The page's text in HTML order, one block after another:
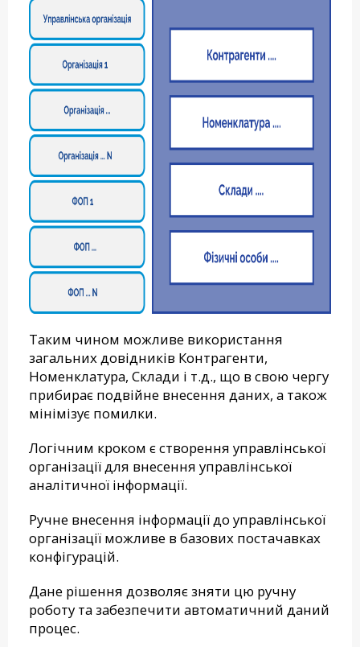
Таким чином можливе використання
загальних довідників Контрагенти,
Номенклатура, Склади і т.д., що в свою чергу
прибирає подвійне внесення даних, а також
мінімізує помилки.
Логічним кроком є створення управлінської
організації для внесення управлінської
аналітичної інформації.
Ручне внесення інформації до управлінської
організації можливе в базових постачавках
конфігурацій.
Дане рішення дозволяє зняти цю ручну
роботу та забезпечити автоматичний даний
процес.